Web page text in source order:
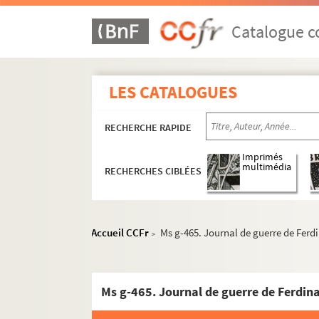
Catalogue
LES CATALOGUES
RECHERCHE RAPIDE
RECHERCHES CIBLÉES
Imprimés
multimédia
Accueil CCFr > Ms g-465. Journal de guerre de
Ms g-465. Journal de guerre de
Ms g-348. Lorrain, Jean. Lettres à sa mère.
Ms g-348-bis. Lorrain, Jean (pseud. de Duval,
Ms g-384 à 438. Le Povremoyne, Jehan.
Ms g-439-(1-2).
Le fils Maublanc
La Grand'route des hommes
Ms g-441-(1).Largue l'amarre
Ms g-442-(1-2).
Ms g-446-(1).Repos
Ms g-447-(1).La boue